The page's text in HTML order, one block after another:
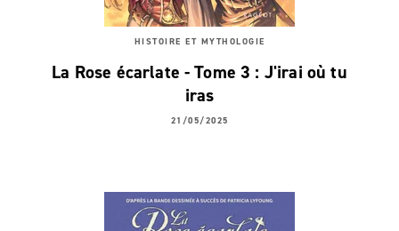
HISTOIRE ET MYTHOLOGIE
La Rose écarlate - Tome 3 : J'irai où tu
iras
21/05/2025